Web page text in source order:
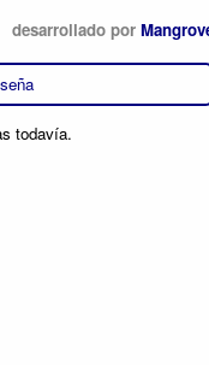
desarrollado por
todavía.